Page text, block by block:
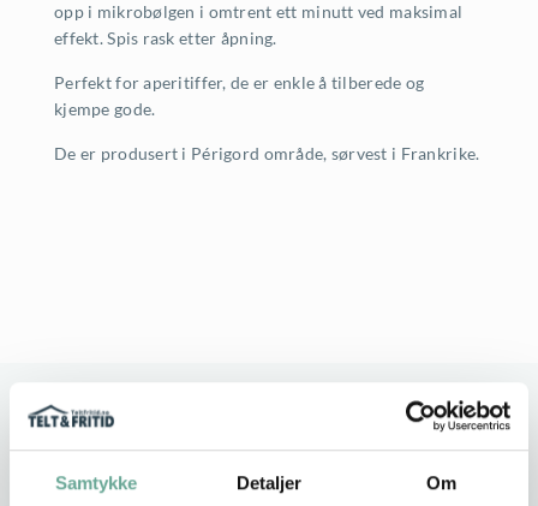
Samtykke Detaljer Om
opp i mikrobølgen i omtrent ett minutt ved maksimal
effekt. Spis rask etter åpning.
Perfekt for aperitiffer, de er enkle å tilberede og
kjempe gode.
De er produsert i Périgord område, sørvest i Frankrike.
Stort utvalg